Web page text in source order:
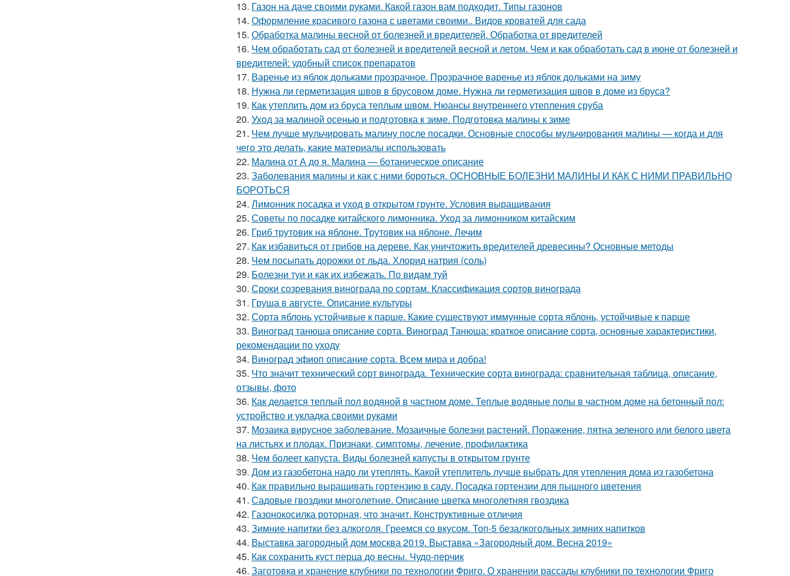
13. Газон на даче своими руками. Какой газон вам подходит. Типы газонов
14. Оформление красивого газона с цветами своими.. Видов кроватей для сада
15. Обработка малины весной от болезней и вредителей. Обработка от вредителей
16. Чем обработать сад от болезней и вредителей весной и летом. Чем и как обработать сад в июне от болезней и
вредителей: удобный список препаратов
17. Варенье из яблок дольками прозрачное. Прозрачное варенье из яблок дольками на зиму
18. Нужна ли герметизация швов в брусовом доме. Нужна ли герметизация швов в доме из бруса?
19. Как утеплить дом из бруса теплым швом. Нюансы внутреннего утепления сруба
20. Уход за малиной осенью и подготовка к зиме. Подготовка малины к зиме
21. Чем лучше мульчировать малину после посадки. Основные способы мульчирования малины — когда и для
чего это делать, какие материалы использовать
22. Малина от А до я. Малина — ботаническое описание
23. Заболевания малины и как с ними бороться. ОСНОВНЫЕ БОЛЕЗНИ МАЛИНЫ И КАК С НИМИ ПРАВИЛЬНО
БОРОТЬСЯ
24. Лимонник посадка и уход в открытом грунте. Условия выращивания
25. Советы по посадке китайского лимонника. Уход за лимонником китайским
26. Гриб трутовик на яблоне. Трутовик на яблоне. Лечим
27. Как избавиться от грибов на дереве. Как уничтожить вредителей древесины? Основные методы
28. Чем посыпать дорожки от льда. Хлорид натрия (соль)
29. Болезни туи и как их избежать. По видам туй
30. Сроки созревания винограда по сортам. Классификация сортов винограда
31. Груша в августе. Описание культуры
32. Сорта яблонь устойчивые к парше. Какие существуют иммунные сорта яблонь, устойчивые к парше
33. Виноград танюша описание сорта. Виноград Танюша: краткое описание сорта, основные характеристики,
рекомендации по уходу
34. Виноград эфиоп описание сорта. Всем мира и добра!
35. Что значит технический сорт винограда. Технические сорта винограда: сравнительная таблица, описание,
отзывы, фото
36. Как делается теплый пол водяной в частном доме. Теплые водяные полы в частном доме на бетонный пол:
устройство и укладка своими руками
37. Мозаика вирусное заболевание. Мозаичные болезни растений. Поражение, пятна зеленого или белого цвета
на листьях и плодах. Признаки, симптомы, лечение, профилактика
38. Чем болеет капуста. Виды болезней капусты в открытом грунте
39. Дом из газобетона надо ли утеплять. Какой утеплитель лучше выбрать для утепления дома из газобетона
40. Как правильно выращивать гортензию в саду. Посадка гортензии для пышного цветения
41. Садовые гвоздики многолетние. Описание цветка многолетняя гвоздика
42. Газонокосилка роторная, что значит. Конструктивные отличия
43. Зимние напитки без алкоголя. Греемся со вкусом. Топ-5 безалкогольных зимних напитков
44. Выставка загородный дом москва 2019. Выставка «Загородный дом. Весна 2019»
45. Как сохранить куст перца до весны. Чудо-перчик
46. Заготовка и хранение клубники по технологии Фриго. О хранении рассады клубники по технологии Фриго